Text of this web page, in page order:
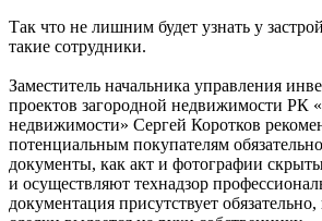
Так что не лишним будет узнать у
такие сотрудники.
Заместитель начальника управления
проектов загородной недвижимости РК
недвижимости» Сергей Коротков
потенциальным покупателям
документы, как акт и фотографии
и осуществляют технадзор
документация присутствует